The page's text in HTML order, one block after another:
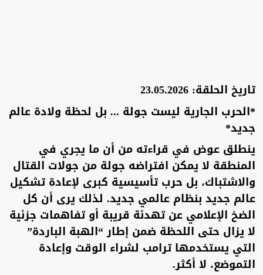
تاريخ الحلقة: 23.05.2026
*الحرب الجارية ليست جولة ... بل لحظة ولادة عالم
جديد*
ينطلق عوض في قراءته من أن ما يجري في
المنطقة لا يمكن افتراضه جولة من جولات القتال
والاشتباك، بل حرب تأسيسية كبرى لإعادة تشكيل
عالم جديد بنظام عالمي جديد. لذلك يرى أن كل
الضخ الإعلامي عن تهدئة قريبة أو تفاهمات جزئية
لا يزال حتى اللحظة ضمن إطار “الهبة الباردة”
التي يستخدمها ترامب لشراء الوقت وإعادة
التموضع، لا أكثر.